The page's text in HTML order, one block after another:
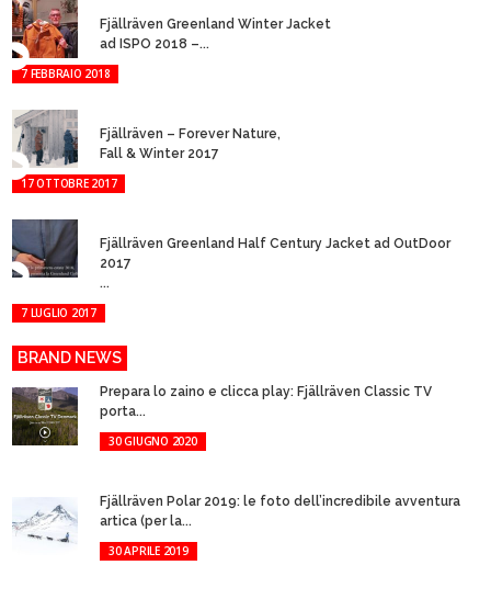
Fjällräven Greenland Winter Jacket
ad ISPO 2018 –...
7 FEBBRAIO 2018
Fjällräven – Forever Nature,
Fall & Winter 2017
17 OTTOBRE 2017
Fjällräven Greenland Half Century Jacket ad OutDoor
2017
...
7 LUGLIO 2017
BRAND NEWS
Prepara lo zaino e clicca play: Fjällräven Classic TV
porta...
30 GIUGNO 2020
Fjällräven Polar 2019: le foto dell’incredibile avventura
artica (per la...
30 APRILE 2019